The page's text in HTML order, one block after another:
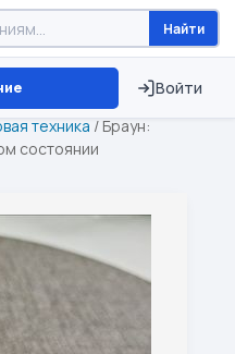
Найти
Войти
⏱ ТОЛЬКО 15 ДНЕЙ
техника / Браун:
состоянии